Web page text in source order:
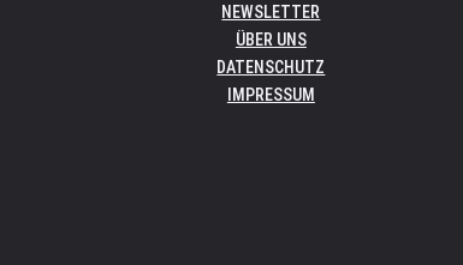
NEWSLETTER
ÜBER UNS
DATENSCHUTZ
IMPRESSUM